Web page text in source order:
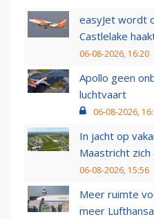
easyJet wordt
Castlelake
06-08-2026, 16:20
Apollo geen
luchtvaart
06-08-2026,
In jacht op
Maastricht zich
06-08-2026, 15:56
Meer ruimte
meer